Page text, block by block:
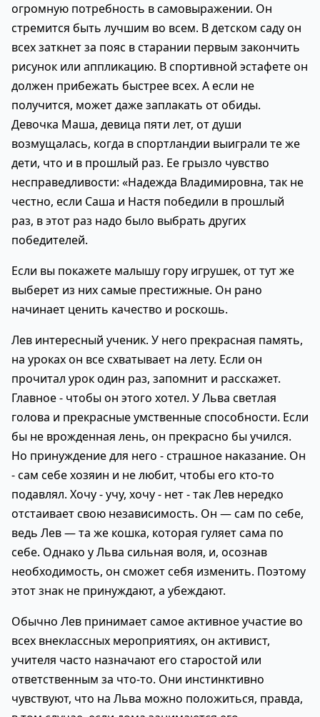
огромную потребность в самовыражении. Он
стремится быть лучшим во всем. В детском саду он
всех заткнет за пояс в старании первым закончить
рисунок или аппликацию. В спортивной эстафете он
должен прибежать быстрее всех. А если не
получится, может даже заплакать от обиды.
Девочка Маша, девица пяти лет, от души
возмущалась, когда в спортландии выиграли те же
дети, что и в прошлый раз. Ее грызло чувство
несправедливости: «Надежда Владимировна, так не
честно, если Саша и Настя победили в прошлый
раз, в этот раз надо было выбрать других
победителей.
Если вы покажете малышу гору игрушек, от тут же
выберет из них самые престижные. Он рано
начинает ценить качество и роскошь.
Лев интересный ученик. У него прекрасная память,
на уроках он все схватывает на лету. Если он
прочитал урок один раз, запомнит и расскажет.
Главное - чтобы он этого хотел. У Льва светлая
голова и прекрасные умственные способности. Если
бы не врожденная лень, он прекрасно бы учился.
Но принуждение для него - страшное наказание. Он
- сам себе хозяин и не любит, чтобы его кто-то
подавлял. Хочу - учу, хочу - нет - так Лев нередко
отстаивает свою независимость. Он — сам по себе,
ведь Лев — та же кошка, которая гуляет сама по
себе. Однако у Льва сильная воля, и, осознав
необходимость, он сможет себя изменить. Поэтому
этот знак не принуждают, а убеждают.
Обычно Лев принимает самое активное участие во
всех внеклассных мероприятиях, он активист,
учителя часто назначают его старостой или
ответственным за что-то. Они инстинктивно
чувствуют, что на Льва можно положиться, правда,